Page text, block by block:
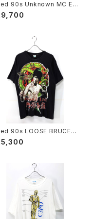
90s Unknown MC ES
Sun And Moon Trick
Graphic T-Shirt Size L
90s LOOSE BRUCE L
Black Both Side Graphic
Size L 相当 古着